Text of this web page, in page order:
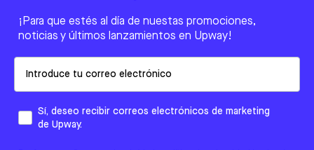
¡Para que estés al día de nuestas promociones,
noticias y últimos lanzamientos en Upway!
Sí, deseo recibir correos electrónicos de marketing
de Upway.